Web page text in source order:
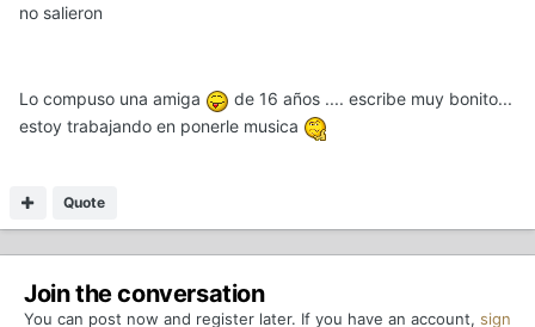
no salieron
Lo compuso una amiga
de 16 años .... escribe muy bonito...
estoy trabajando en ponerle musica
Quote
Join the conversation
You can post now and register later. If you have an account, sign